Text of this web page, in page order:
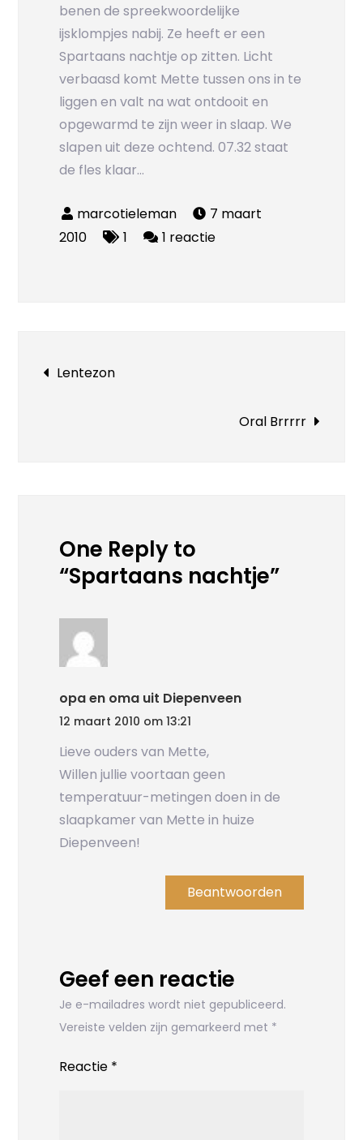
benen de spreekwoordelijke
ijsklompjes nabij. Ze heeft er een
Spartaans nachtje op zitten. Licht
verbaasd komt Mette tussen ons in te
liggen en valt na wat ontdooit en
opgewarmd te zijn weer in slaap. We
slapen uit deze ochtend. 07.32 staat
de fles klaar…
7 maart
2010
1 1 reactieop
Bericht
Lentezon
Oral Brrrrr
One Reply to
“Spartaans nachtje”
opa en oma uit Diepenveen
12 maart 2010 om 13:21
Lieve ouders van Mette,
Willen jullie voortaan geen
temperatuur-metingen doen in de
slaapkamer van Mette in huize
Diepenveen!
Beantwoorden
Geef een reactie
Je e-mailadres wordt niet gepubliceerd.
Vereiste velden zijn gemarkeerd met *
Reactie *